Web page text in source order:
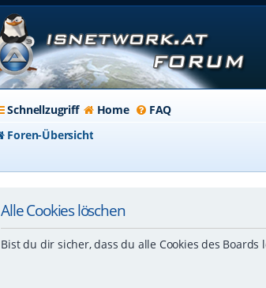
Schnellzugriff Home FAQ
Foren-Übersicht
Alle Cookies löschen
Bist du dir sicher, dass du alle Cookies des Boards